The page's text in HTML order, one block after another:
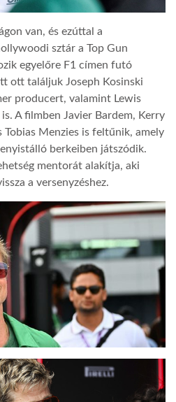
van, és ezúttal a
sztár a Top Gun
egyelőre F1 címen futó
ott találjuk Joseph Kosinski
producert, valamint Lewis
A filmben Javier Bardem, Kerry
Tobias Menzies is feltűnik, amely
berkeiben játszódik.
mentorát alakítja, aki
a versenyzéshez.